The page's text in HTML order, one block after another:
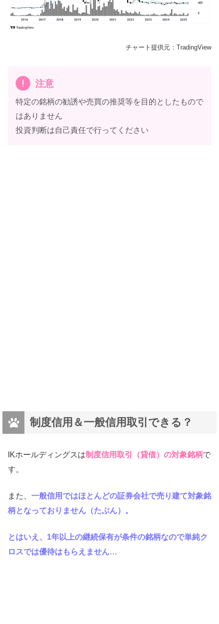
チャート提供元：TradingView
注意
特定の銘柄の勧誘や売買の推奨等を目的としたもので
はありません
投資判断は自己責任で行ってください
制度信用＆一般信用取引できる？
IKホールディングスは制度信用取引（貸借）の対象銘柄で
す。
また、 一般信用ではほとんどの証券会社で売り建て対象銘
柄となっておりません（たぶん）。
とはいえ、1年以上の継続保有が条件の銘柄なので単純ク
ロスでは優待はもらえません…